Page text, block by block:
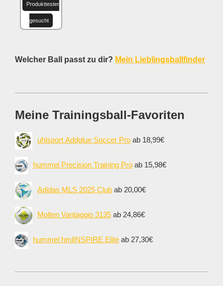
Produkttester
gesucht
Welcher Ball passt zu dir? Mein Lieblingsballfinder
Meine Trainingsball-Favoriten
uhlsport Addglue Soccer Pro ab 18,99€
hummel Precision Training Pro ab 15,98€
Adidas MLS 2025 Club ab 20,00€
Molten Vantaggio 3135 ab 24,86€
hummel hmlINSPIRE Elite ab 27,30€